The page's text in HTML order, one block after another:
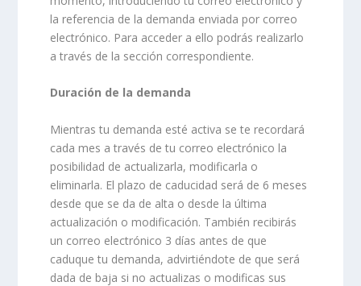
la referencia de la demanda enviada por correo
electrónico. Para acceder a ello podrás realizarlo
a través de la sección correspondiente.
Duración de la demanda
Mientras tu demanda esté activa se te recordará
cada mes a través de tu correo electrónico la
posibilidad de actualizarla, modificarla o
eliminarla. El plazo de caducidad será de 6 meses
desde que se da de alta o desde la última
actualización o modificación. También recibirás
un correo electrónico 3 días antes de que
caduque tu demanda, advirtiéndote de que será
dada de baja si no actualizas o modificas sus